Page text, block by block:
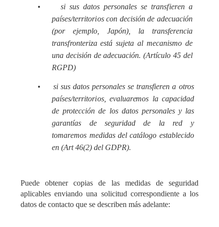
• si sus datos personales se transfieren a
países/territorioscon decisión de adecuación
(porejemplo, Japón), la transferencia
transfronterizaestásujeta al mecanismo de
una decisión de adecuación.(Artículo 45 del
RGPD)
• si sus datos personales se transfieren a otros
países/territorios, evaluaremos la capacidad
de protección de los datos personales y las
garantías de seguridad de la red y
tomaremos medidas del catálogo establecido
en (Art 46(2) del GDPR).
Puede obtener copias de las medidas de seguridad
aplicables enviando una solicitud correspondiente a los
datos de contacto que se describen más adelante: